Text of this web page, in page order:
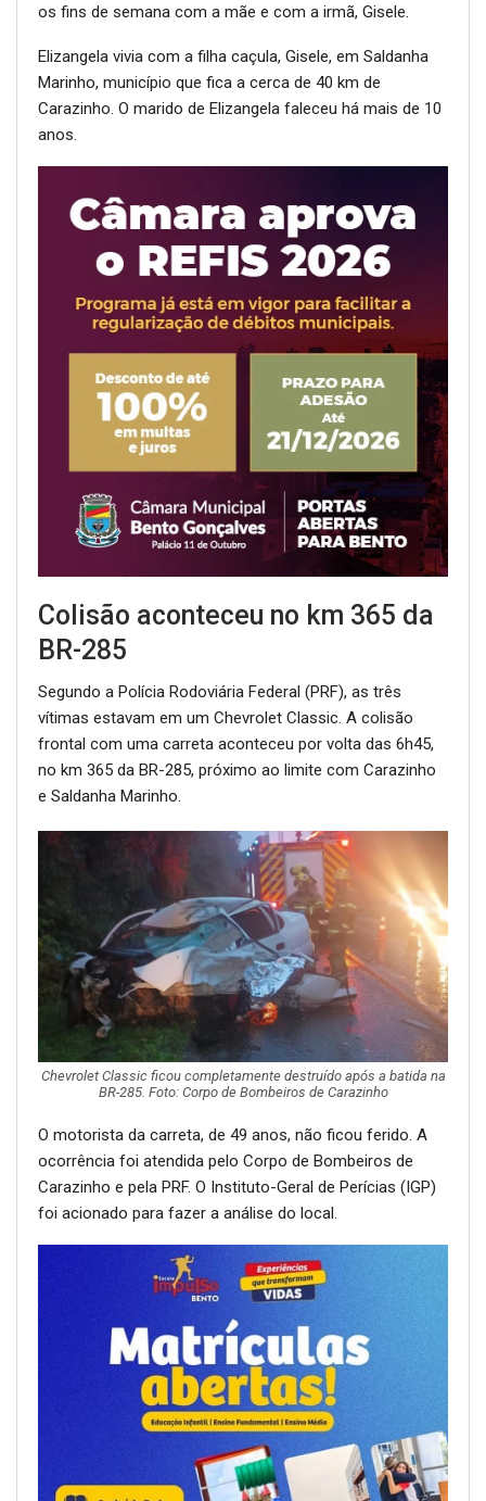
os fins de semana com a mãe e com a irmã, Gisele.
Elizangela vivia com a filha caçula, Gisele, em Saldanha
Marinho, município que fica a cerca de 40 km de
Carazinho. O marido de Elizangela faleceu há mais de 10
anos.
Colisão aconteceu no km 365 da
BR-285
Segundo a Polícia Rodoviária Federal (PRF), as três
vítimas estavam em um Chevrolet Classic. A colisão
frontal com uma carreta aconteceu por volta das 6h45,
no km 365 da BR-285, próximo ao limite com Carazinho
e Saldanha Marinho.
Chevrolet Classic ficou completamente destruído após a batida na
BR-285. Foto: Corpo de Bombeiros de Carazinho
O motorista da carreta, de 49 anos, não ficou ferido. A
ocorrência foi atendida pelo Corpo de Bombeiros de
Carazinho e pela PRF. O Instituto-Geral de Perícias (IGP)
foi acionado para fazer a análise do local.